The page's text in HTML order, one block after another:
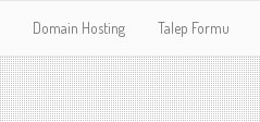
Domain Hosting Talep Formu